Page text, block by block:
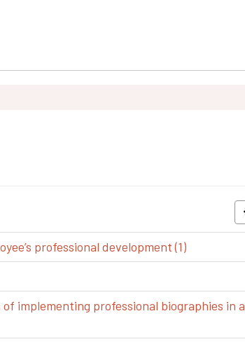
professional development (1)
implementing professional biographies in a